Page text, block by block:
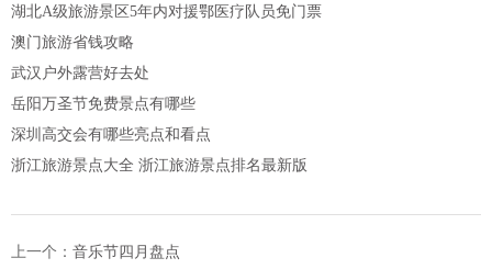
湖北A级旅游景区5年内对援鄂医疗队员免门票
澳门旅游省钱攻略
武汉户外露营好去处
岳阳万圣节免费景点有哪些
深圳高交会有哪些亮点和看点
浙江旅游景点大全 浙江旅游景点排名最新版
上一个： 音乐节四月盘点